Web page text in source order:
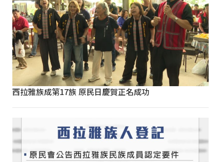
西拉雅族成第17族 原民日慶賀正名成功